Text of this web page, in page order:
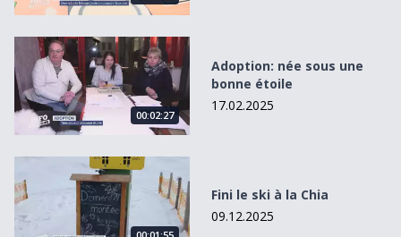
Adoption: née sous une bonne étoile
00:02:27
Adoption: née sous une
bonne étoile
17.02.2025
Fini le ski à la Chia
Fini le ski à la Chia
09.12.2025